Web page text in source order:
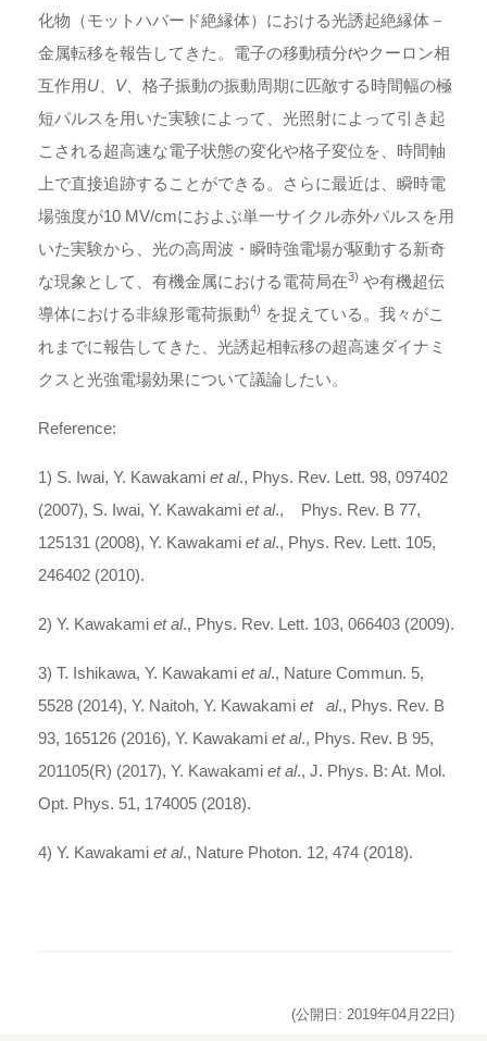
化物（モットハバード絶縁体）における光誘起絶縁体－
金属転移を報告してきた。電子の移動積分tやクーロン相
互作用U V、格子振動の振動周期に匹敵する時間幅の極
短パルスを用いた実験によって、光照射によって引き起
こされる超高速な電子状態の変化や格子変位を、時間軸
上で直接追跡することができる。さらに最近は、瞬時電
場強度が10 MV/cmにおよぶ単一サイクル赤外パルスを用
いた実験から、光の高周波・瞬時強電場が駆動する新奇
な現象として、有機金属における電荷局在3) や有機超伝
導体における非線形電荷振動4) を捉えている。我々がこ
れまでに報告してきた、光誘起相転移の超高速ダイナミ
クスと光強電場効果について議論したい。
Reference:
1) S. Iwai, Y. Kawakami et al., Phys. Rev. Lett. 98, 097402
(2007), S. Iwai, Y. Kawakami et al., Phys. Rev. B 77,
125131 (2008), Y. Kawakami et al., Phys. Rev. Lett. 105,
246402 (2010).
2) Y. Kawakami et al., Phys. Rev. Lett. 103, 066403 (2009).
3) T. Ishikawa, Y. Kawakami et al., Nature Commun. 5,
5528 (2014), Y. Naitoh, Y. Kawakami et al., Phys. Rev. B
93, 165126 (2016), Y. Kawakami et al., Phys. Rev. B 95,
201105(R) (2017), Y. Kawakami et al., J. Phys. B: At. Mol.
Opt. Phys. 51, 174005 (2018).
4) Y. Kawakami et al., Nature Photon. 12, 474 (2018).
(公開日: 2019年04月22日)